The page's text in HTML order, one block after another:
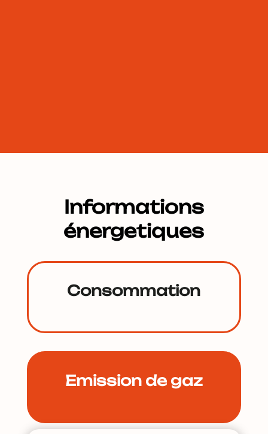
Informations
énergetiques
Consommation
Emission de gaz